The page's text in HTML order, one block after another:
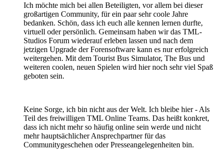
Ich möchte mich bei allen Beteiligten, vor allem bei dieser
großartigen Community, für ein paar sehr coole Jahre
bedanken. Schön, dass ich euch alle kennen lernen durfte,
virtuell oder persönlich. Gemeinsam haben wir das TML-
Studios Forum wiederauf erleben lassen und nach dem
jetzigen Upgrade der Forensoftware kann es nur erfolgreich
weitergehen. Mit dem Tourist Bus Simulator, The Bus und
weiteren coolen, neuen Spielen wird hier noch sehr viel Spaß
geboten sein.
Keine Sorge, ich bin nicht aus der Welt. Ich bleibe hier - Als
Teil des freiwilligen TML Online Teams. Das heißt konkret,
dass ich nicht mehr so häufig online sein werde und nicht
mehr hauptsächlicher Ansprechpartner für das
Communitygeschehen oder Presseangelegenheiten bin.